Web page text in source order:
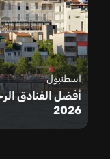
اسطنبول
أفضل الفنادق
2026